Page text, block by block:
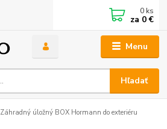
Menu
Hľadať
0 ks
za 0 €
Záhradný úložný BOX Hormann do exteriéru